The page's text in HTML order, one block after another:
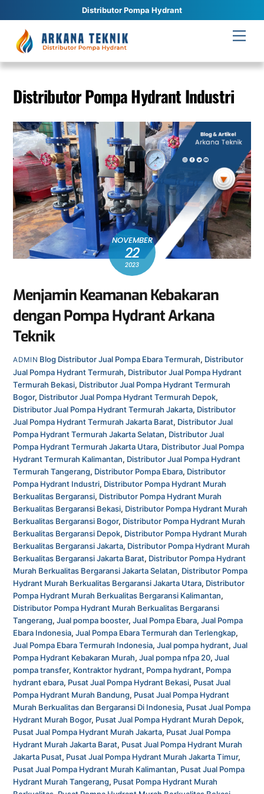
Distributor Pompa Hydrant
content
Distributor Pompa Hydrant Industri
NOVEMBER
22
2023
Menjamin Keamanan Kebakaran
dengan Pompa Hydrant Arkana
Teknik
ADMIN Blog Distributor Jual Pompa Ebara Termurah, Distributor
Jual Pompa Hydrant Termurah, Distributor Jual Pompa Hydrant
Termurah Bekasi, Distributor Jual Pompa Hydrant Termurah
Bogor, Distributor Jual Pompa Hydrant Termurah Depok,
Distributor Jual Pompa Hydrant Termurah Jakarta, Distributor
Jual Pompa Hydrant Termurah Jakarta Barat, Distributor Jual
Pompa Hydrant Termurah Jakarta Selatan, Distributor Jual
Pompa Hydrant Termurah Jakarta Utara, Distributor Jual Pompa
Hydrant Termurah Kalimantan, Distributor Jual Pompa Hydrant
Termurah Tangerang, Distributor Pompa Ebara, Distributor
Pompa Hydrant Industri, Distributor Pompa Hydrant Murah
Berkualitas Bergaransi, Distributor Pompa Hydrant Murah
Berkualitas Bergaransi Bekasi, Distributor Pompa Hydrant Murah
Berkualitas Bergaransi Bogor, Distributor Pompa Hydrant Murah
Berkualitas Bergaransi Depok, Distributor Pompa Hydrant Murah
Berkualitas Bergaransi Jakarta, Distributor Pompa Hydrant Murah
Berkualitas Bergaransi Jakarta Barat, Distributor Pompa Hydrant
Murah Berkualitas Bergaransi Jakarta Selatan, Distributor Pompa
Hydrant Murah Berkualitas Bergaransi Jakarta Utara, Distributor
Pompa Hydrant Murah Berkualitas Bergaransi Kalimantan,
Distributor Pompa Hydrant Murah Berkualitas Bergaransi
Tangerang,Jual pompa booster,Jual Pompa Ebara,Jual Pompa
Ebara Indonesia,Jual Pompa Ebara Termurah dan Terlengkap,
Jual Pompa Ebara Termurah Indonesia,Jual pompa hydrant,Jual
Pompa Hydrant Kebakaran Murah,Jual pompa nfpa 20,Jual
pompa transfer, Kontraktor hydrant, Pompa hydrant, Pompa
hydrant ebara, Pusat Jual Pompa Hydrant Bekasi, Pusat Jual
Pompa Hydrant Murah Bandung, Pusat Jual Pompa Hydrant
Murah Berkualitas dan Bergaransi Di Indonesia, Pusat Jual Pompa
Hydrant Murah Bogor, Pusat Jual Pompa Hydrant Murah Depok,
Pusat Jual Pompa Hydrant Murah Jakarta, Pusat Jual Pompa
Hydrant Murah Jakarta Barat, Pusat Jual Pompa Hydrant Murah
Jakarta Pusat, Pusat Jual Pompa Hydrant Murah Jakarta Timur,
Pusat Jual Pompa Hydrant Murah Kalimantan, Pusat Jual Pompa
Hydrant Murah Tangerang, Pusat Pompa Hydrant Murah